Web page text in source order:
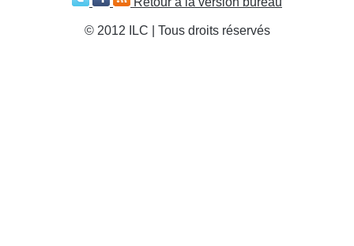
© 2012 ILC | Tous droits réservés